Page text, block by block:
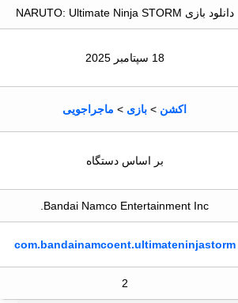
دانلود بازی NARUTO: Ultimate Ninja STORM
18 سپتامبر 2025
اکشن> بازی> ماجراجویی
بر اساس دستگاه
Bandai Namco Entertainment Inc.
com.bandainamcoent.ultimateninjastorm
2